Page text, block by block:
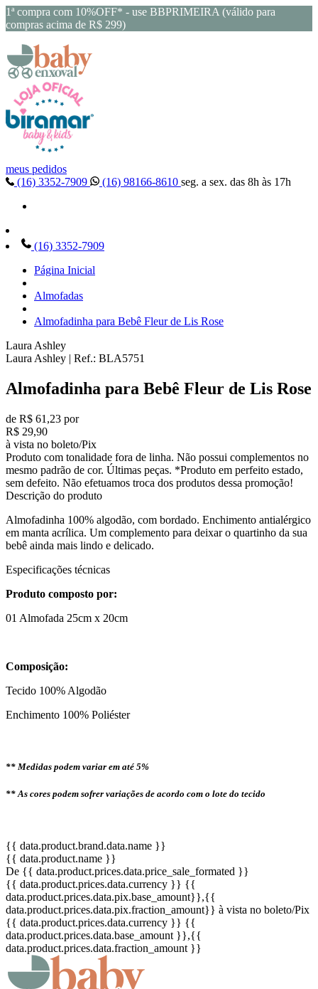
1ª compra com 10%OFF* - use BBPRIMEIRA (válido para
compras acima de R$ 299)
meus pedidos
(16) 3352-7909
(16) 98166-8610 seg. a sex. das 8h às 17h
(16) 3352-7909
Página Inicial
Almofadas
Almofadinha para Bebê Fleur de Lis Rose
Laura Ashley
Laura Ashley | Ref.: BLA5751
Almofadinha para Bebê Fleur de Lis Rose
de R$ 61,23 por
R$ 29,90
à vista no boleto/Pix
Produto com tonalidade fora de linha. Não possui complementos no
mesmo padrão de cor. Últimas peças. *Produto em perfeito estado,
sem defeito. Não efetuamos troca dos produtos dessa promoção!
Descrição do produto
Almofadinha 100% algodão, com bordado. Enchimento antialérgico
em manta acrílica. Um complemento para deixar o quartinho da sua
bebê ainda mais lindo e delicado.
Especificações técnicas
Produto composto por:
01 Almofada 25cm x 20cm
Composição:
Tecido 100% Algodão
Enchimento 100% Poliéster
** Medidas podem variar em até 5%
** As cores podem sofrer variações de acordo com o lote do tecido
{{ data.product.brand.data.name }}
{{ data.product.name }}
De {{ data.product.prices.data.price_sale_formated }}
{{ data.product.prices.data.currency }} {{
data.product.prices.data.pix.base_amount}},{{
data.product.prices.data.pix.fraction_amount}} à vista no boleto/Pix
{{ data.product.prices.data.currency }} {{
data.product.prices.data.base_amount }},{{
data.product.prices.data.fraction_amount }}